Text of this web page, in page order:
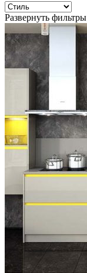
Развернуть фильтры